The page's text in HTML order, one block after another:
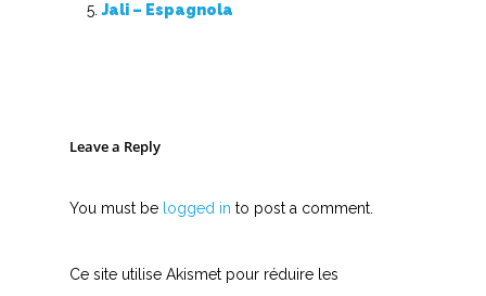
Jali – Espagnola
Leave a Reply
You must be logged in to post a comment.
Ce site utilise Akismet pour réduire les